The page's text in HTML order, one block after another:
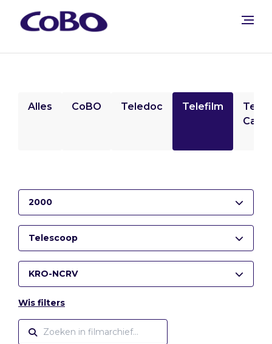
Alles CoBO Teledoc Telefilm
2000
Telescoop
KRO-NCRV
Wis filters